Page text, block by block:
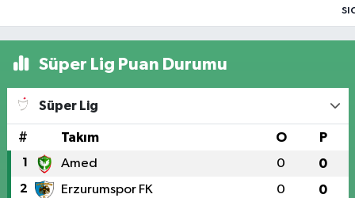
Süper Lig Puan Durumu
Süper Lig
# Takım O P
1 Amed 0 0
2 Erzurumspor FK 0 0